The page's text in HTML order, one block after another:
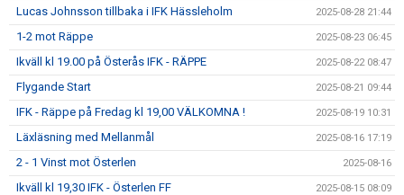
Lucas Johnsson tillbaka i IFK Hässleholm 2025-08-28 21:44
1-2 mot Räppe 2025-08-23 06:45
Ikväll kl 19.00 på Österås IFK - RÄPPE 2025-08-22 08:47
Flygande Start 2025-08-21 09:44
IFK - Räppe på Fredag kl 19,00 VÄLKOMNA ! 2025-08-19 10:31
Läxläsning med Mellanmål 2025-08-16 17:19
2 - 1 Vinst mot Österlen 2025-08-16
Ikväll kl 19,30 IFK - Österlen FF 2025-08-15 08:09